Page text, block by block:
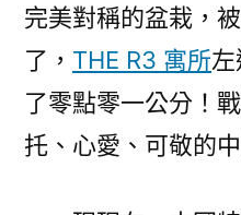
完美對稱的盆栽，
了， THE R3 寓所
了零點零一公分！
托、心愛、可敬的